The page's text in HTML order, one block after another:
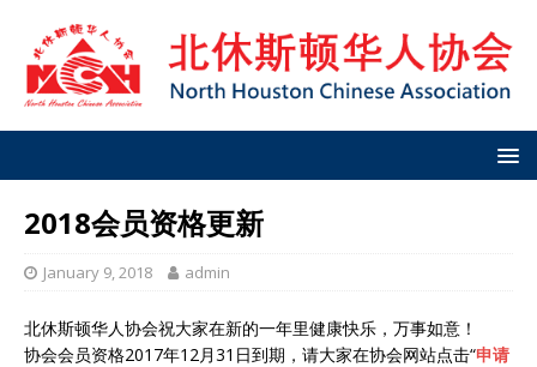
2018会员资格更新
January 9, 2018 admin
北休斯顿华人协会祝大家在新的一年里健康快乐，万事如意！
协会会员资格2017年12月31日到期，请大家在协会网站点击“申请